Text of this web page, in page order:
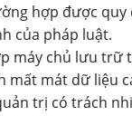
hợp được quy
của pháp luật.
máy chủ lưu trữ
mất mát dữ liệu
trị có trách